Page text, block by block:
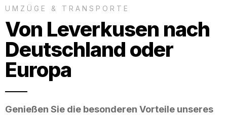
UMZÜGE & TRANSPORTE
Von Leverkusen nach
Deutschland oder
Europa
Genießen Sie die besonderen Vorteile unseres